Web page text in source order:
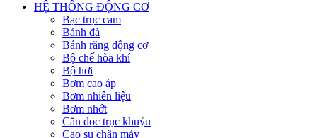
HỆ THỐNG ĐỘNG CƠ
Bạc trục cam
Bánh đà
Bánh răng động cơ
Bộ chế hòa khí
Bộ hơi
Bơm cao áp
Bơm nhiên liệu
Bơm nhớt
Căn dọc trục khuỷu
Cao su chân máy